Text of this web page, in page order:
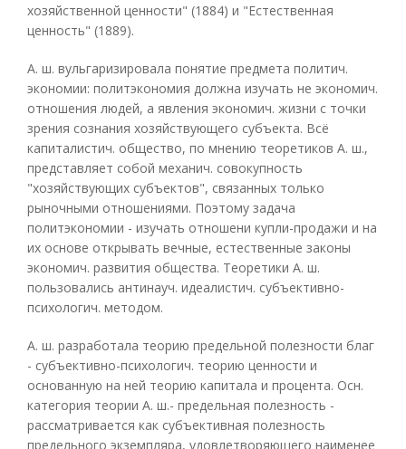
хозяйственной ценности" (1884) и "Естественная
ценность" (1889).
А. ш. вульгаризировала понятие предмета политич.
экономии: политэкономия должна изучать не экономич.
отношения людей, а явления экономич. жизни с точки
зрения сознания хозяйствующего субъекта. Всё
капиталистич. общество, по мнению теоретиков А. ш.,
представляет собой механич. совокупность
"хозяйствующих субъектов", связанных только
рыночными отношениями. Поэтому задача
политэкономии - изучать отношени купли-продажи и на
их основе открывать вечные, естественные законы
экономич. развития общества. Теоретики А. ш.
пользовались антинауч. идеалистич. субъективно-
психологич. методом.
А. ш. разработала теорию предельной полезности благ
- субъективно-психологич. теорию ценности и
основанную на ней теорию капитала и процента. Осн.
категория теории А. ш.- предельная полезность -
рассматривается как субъективная полезность
предельного экземпляра, удовлетворяющего наименее